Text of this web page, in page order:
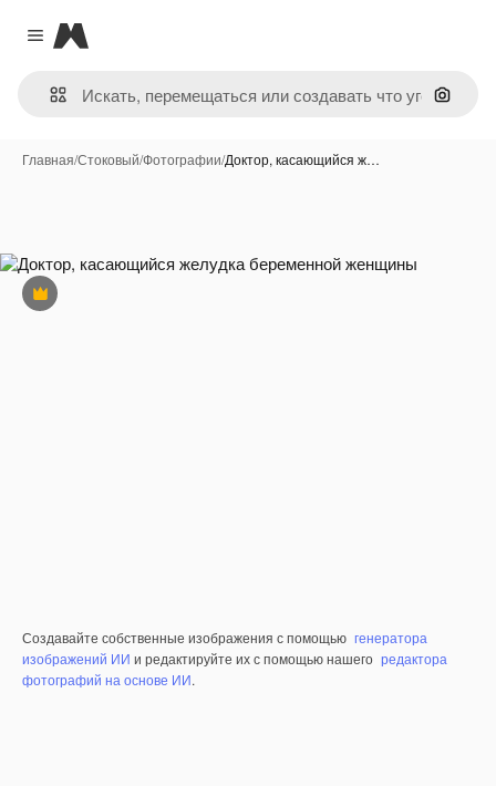
Close menu
Magnific
Поиск
Главная/Стоковый/Фотографии/Доктор, касающийся ж…
Премиум
Создавайте собственные изображения с помощью генератора
изображений ИИ и редактируйте их с помощью нашего редактора
фотографий на основе ИИ.